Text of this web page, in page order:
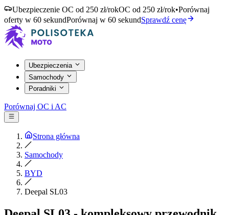
Ubezpieczenie OC od 250 zł/rokOC od 250 zł/rok•Porównaj
oferty w 60 sekundPorównaj w 60 sekundSprawdź cenę
Ubezpieczenia
Samochody
Poradniki
Porównaj OC i AC
Strona główna
Samochody
BYD
Deepal SL03